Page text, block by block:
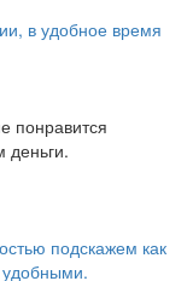
в удобное время
понравится
деньги.
подскажем как
удобными.